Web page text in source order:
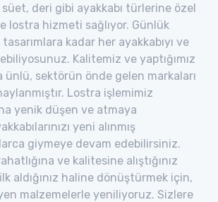
deri gibi ayakkabı türlerine özel
lostra hizmeti sağlıyor. Günlük
kadar her ayakkabıyı ve
Kalitemiz ve yaptığımız
ünlü, sektörün önde gelen markaları
Lostra işlemimiz
yenik düşen ve atmaya
yeni alınmış
giymeye devam edebilirsiniz.
ve kalitesine alıştığınız
ilk aldığınız haline dönüştürmek için,
malzemelerle yeniliyoruz. Sizlere